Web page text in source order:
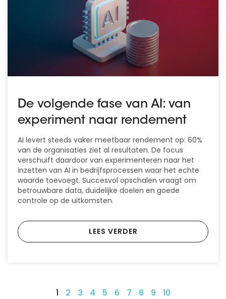
De volgende fase van AI: van
experiment naar rendement
AI levert steeds vaker meetbaar rendement op: 60%
van de organisaties ziet al resultaten. De focus
verschuift daardoor van experimenteren naar het
inzetten van AI in bedrijfsprocessen waar het echte
waarde toevoegt. Succesvol opschalen vraagt om
betrouwbare data, duidelijke doelen en goede
controle op de uitkomsten.
LEES VERDER
1 2 3 4 5 6 7 8 9 10